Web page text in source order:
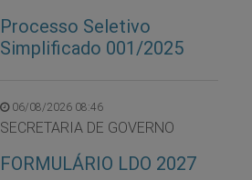
Processo Seletivo
Simplificado 001/2025
06/08/2026 08:46
SECRETARIA DE GOVERNO
FORMULÁRIO LDO 2027